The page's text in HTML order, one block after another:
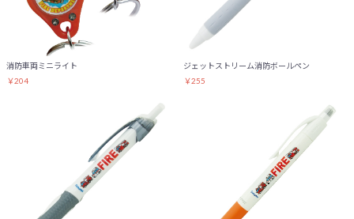
消防車両ミニライト
￥204
ジェットストリーム消防ボールペン
￥255